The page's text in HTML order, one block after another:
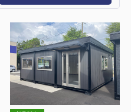
利用規約
特定商取引法に基づく表記